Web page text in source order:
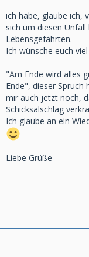
ich habe, glaube ich,
sich um diesen
Lebensgefährten.
Ich wünsche euch
"Am Ende wird alles
Ende", dieser
mir auch jetzt noch,
Schicksalschlag
Ich glaube an ein
Liebe Grüße